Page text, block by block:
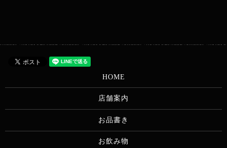
HOME
店舗案内
お品書き
お飲み物